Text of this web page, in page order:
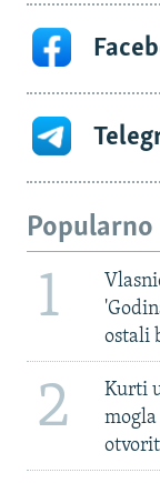
Popularno
1
ostali
2
Kurti